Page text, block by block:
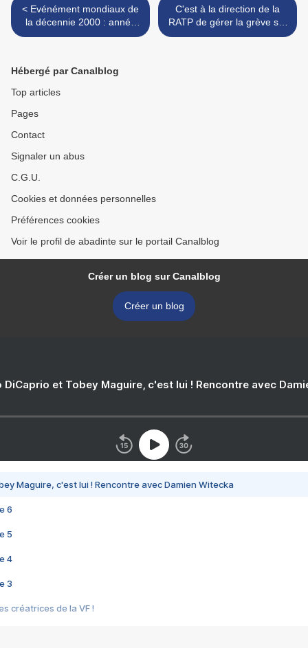
< Evénément mondiaux de
la décennie 2000 : année
2006
C'est à la direction de la
RATP de gérer la grève sur
les RER >
Hébergé par Canalblog
Top articles
Pages
Contact
Signaler un abus
C.G.U.
Cookies et données personnelles
Préférences cookies
Voir le profil de abadinte sur le portail Canalblog
Créer un blog sur Canalblog
Créer un blog
DiCaprio et Tobey Maguire, c'est lui ! Rencontre avec
Maguire, c'est lui ! Rencontre avec Damien Witecka
6
5
4
3
créatrices de la VF !